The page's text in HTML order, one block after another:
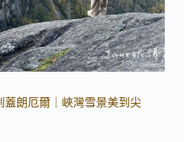
蓋朗厄爾｜峽灣雪景美到尖